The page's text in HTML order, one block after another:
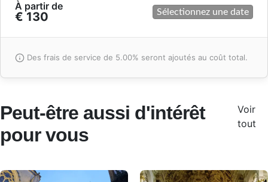
À partir de
€ 130 Sélectionnez une date
Des frais de service de 5.00% seront ajoutés au coût total.
Peut-être aussi d'intérêt
pour vous
Voir
tout